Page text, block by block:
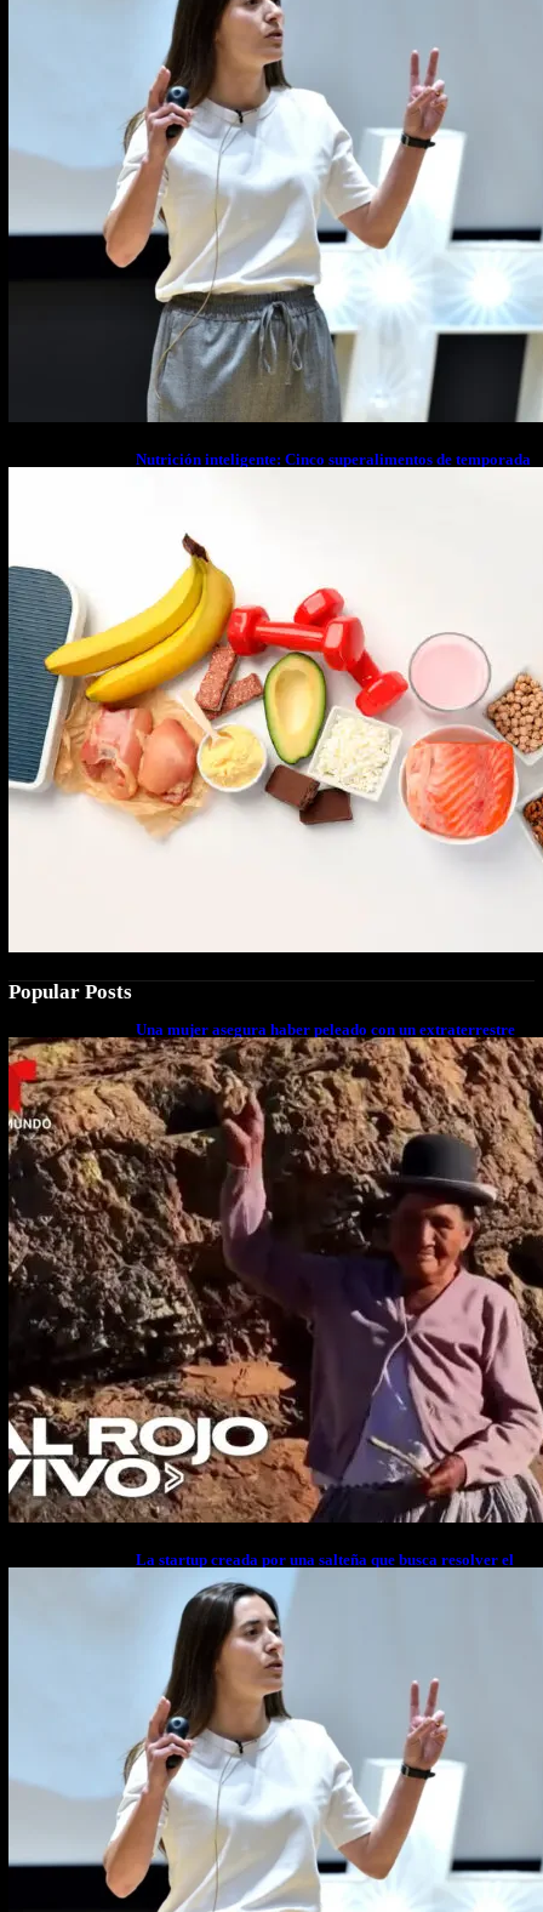
Nutrición inteligente: Cinco superalimentos de temporada
Popular Posts
Una mujer asegura haber peleado con un extraterrestre
cuerpo a cuerpo
La startup creada por una salteña que busca resolver el
estrés financiero en Latinoamérica